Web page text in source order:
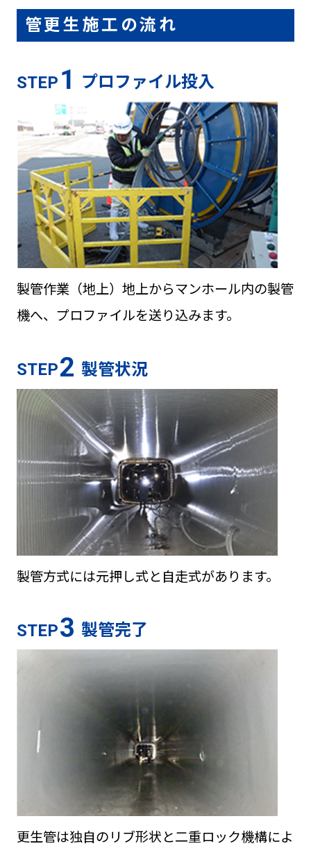
管更生施工の流れ
STEP 1 プロファイル投入
製管作業（地上）地上からマンホール内の製管
機へ、プロファイルを送り込みます。
STEP2 製管状況
製管方式には元押し式と自走式があります。
STEP3 製管完了
更生管は独自のリブ形状と二重ロック機構によ